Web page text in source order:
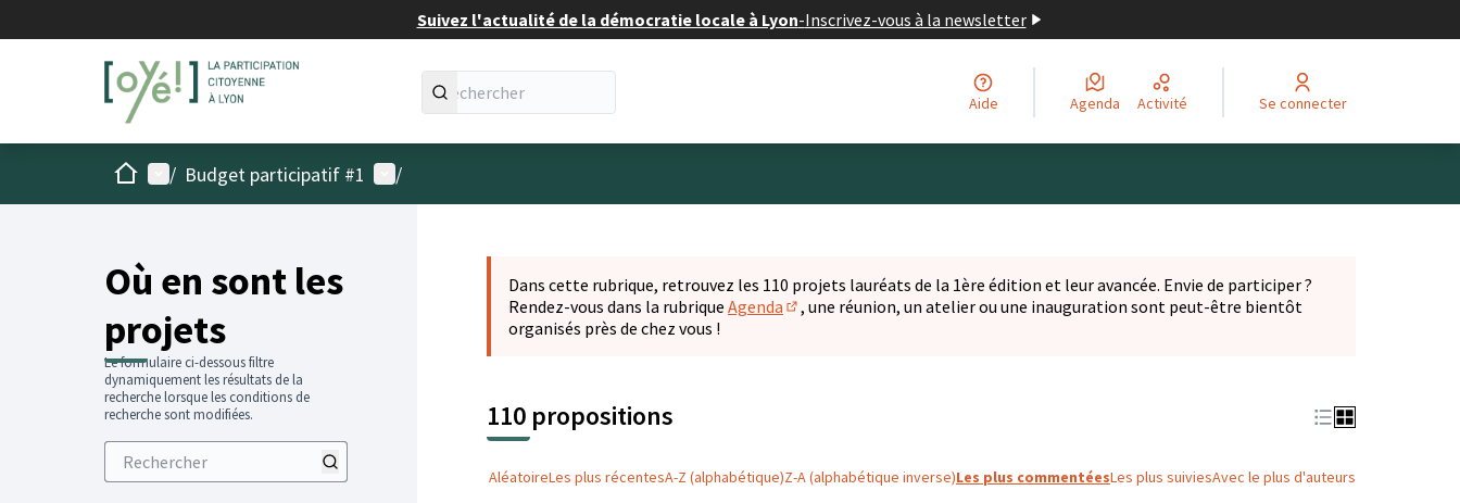
Suivez l'actualité de la démocratie locale à Lyon-Inscrivez-vous à la newsletter
Aide Agenda Activité Se connecter
AccueilMenu principal
/ Budget participatif #1 Menu utilisateur
/
Où en sont les
projets
Le formulaire ci-dessous filtre
dynamiquement les résultats de la
recherche lorsque les conditions de
recherche sont modifiées.
Dans cette rubrique, retrouvez les 110 projets lauréats de la 1ère édition et leur avancée. Envie de participer ?
Rendez-vous dans la rubrique Agenda
(S'ouvre dans un nouvel onglet)
, une réunion, un atelier ou une inauguration sont peut-être bientôt
organisés près de chez vous !
110 propositions
AléatoireLes plus récentesA-Z (alphabétique)Z-A (alphabétique inverse)Les plus commentéesLes plus suiviesAvec le plus d'auteurs